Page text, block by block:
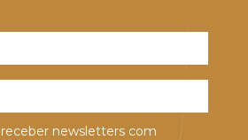
newsletters com